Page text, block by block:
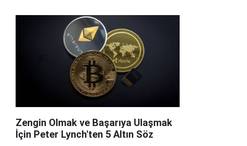
Zengin Olmak ve Başarıya Ulaşmak
İçin Peter Lynch'ten 5 Altın Söz